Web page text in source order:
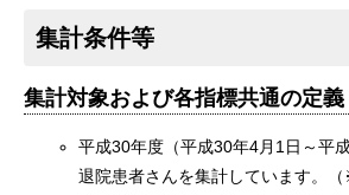
集計条件等
集計対象および各指標共通の定義
平成30年度（平成30年4月1日～平
退院患者さんを集計しています。（